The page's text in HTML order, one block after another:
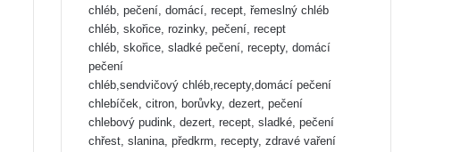
chléb, pečení, domácí, recept, řemeslný chléb
chléb, skořice, rozinky, pečení, recept
chléb, skořice, sladké pečení, recepty, domácí
pečení
chléb,sendvičový chléb,recepty,domácí pečení
chlebíček, citron, borůvky, dezert, pečení
chlebový pudink, dezert, recept, sladké, pečení
chřest, slanina, předkrm, recepty, zdravé vaření